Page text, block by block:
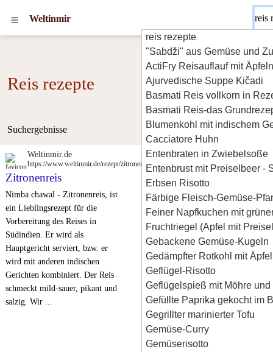
Weltinmir
Reis rezepte
Suchergebnisse
Weltinmir.de
https://www.weltinmir.de/rezept/zitronenreis
Zitronenreis
Nimba chawal - Zitronenreis, ist
ein Lieblingsrezept für die
Vorbereitung des Reises in
Südindien. Er wird als
Hauptgericht serviert, bzw. er
wird mit anderen indischen
Gerichten kombiniert. Der Reis
schmeckt mild-sauer, pikant und
salzig. Wir ...
reis rezepte
"Sabdži" aus Gemüse und
ActiFry Reisauflauf mit
Ajurvedische Suppe Kičadi
Basmati Reis vollkorn in
Basmati Reis-das
Blumenkohl mit indischem
Cacciatore Huhn
Entenbraten in Zwiebelsoße
Entenbrust mit Preiselbeer -
Erbsen Risotto
Färbige Fleisch-Gemüse-
Feiner Napfkuchen mit
Fruchtriegel (Apfel mit
Gebackene Gemüse-Kugeln
Gedämpfter Rotkohl mit
Geflügel-Risotto
Geflügelspieß mit Möhre
Gefüllte Paprika gekocht im
Gegrillter marinierter Tofu
Gemüse-Curry
Gemüserisotto